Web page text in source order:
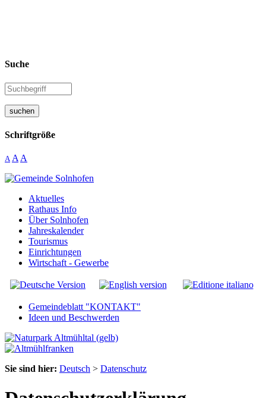
Suche
suchen
Schriftgröße
A A A
Aktuelles
Rathaus Info
Über Solnhofen
Jahreskalender
Tourismus
Einrichtungen
Wirtschaft - Gewerbe
Gemeindeblatt "KONTAKT"
Ideen und Beschwerden
Sie sind hier: Deutsch > Datenschutz